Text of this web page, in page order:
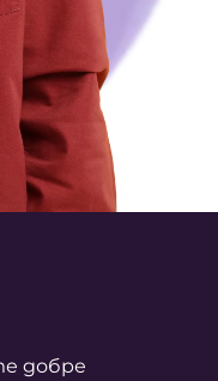
добре